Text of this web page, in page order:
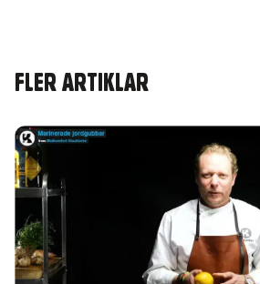
FLER ARTIKLAR